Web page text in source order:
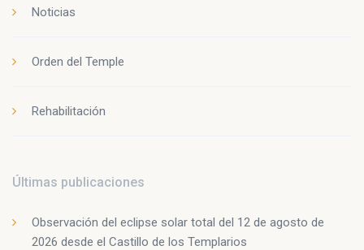
Noticias
Orden del Temple
Rehabilitación
Últimas publicaciones
Observación del eclipse solar total del 12 de agosto de
2026 desde el Castillo de los Templarios